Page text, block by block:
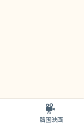
韓国映画